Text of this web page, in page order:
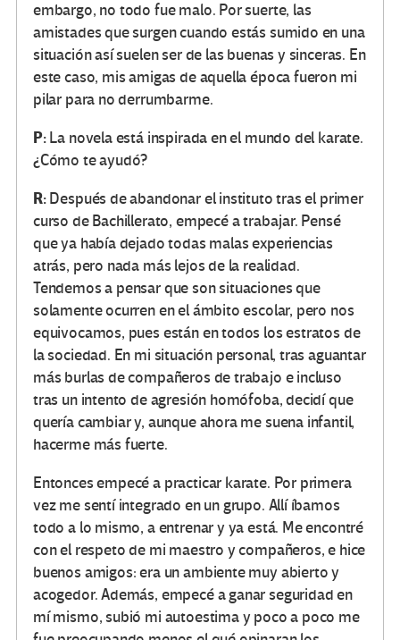
embargo, no todo fue malo. Por suerte, las
amistades que surgen cuando estás sumido en una
situación así suelen ser de las buenas y sinceras. En
este caso, mis amigas de aquella época fueron mi
pilar para no derrumbarme.
P:La novela está inspirada en el mundo del karate.
¿Cómo te ayudó?
R:Después de abandonar el instituto tras el primer
curso de Bachillerato, empecé a trabajar. Pensé
que ya había dejado todas malas experiencias
atrás, pero nada más lejos de la realidad.
Tendemos a pensar que son situaciones que
solamente ocurren en el ámbito escolar, pero nos
equivocamos, pues están en todos los estratos de
la sociedad. En mi situación personal, tras aguantar
más burlas de compañeros de trabajo e incluso
tras un intento de agresión homófoba, decidí que
quería cambiar y, aunque ahora me suena infantil,
hacerme más fuerte.
Entonces empecé a practicar karate. Por primera
vez me sentí integrado en un grupo. Allí íbamos
todo a lo mismo, a entrenar y ya está. Me encontré
con el respeto de mi maestro y compañeros, e hice
buenos amigos: era un ambiente muy abierto y
acogedor. Además, empecé a ganar seguridad en
mí mismo, subió mi autoestima y poco a poco me